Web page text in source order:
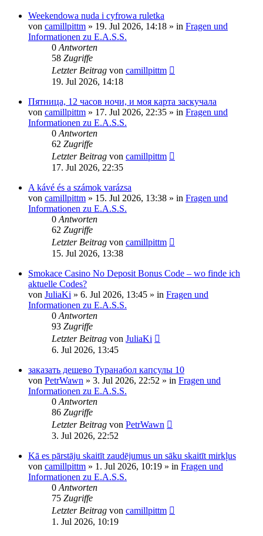
Weekendowa nuda i cyfrowa ruletka
von camillpittm » 19. Jul 2026, 14:18 » in Fragen und
Informationen zu E.A.S.S.
0Antworten
58 Zugriffe
Letzter Beitrag von camillpittm
19. Jul 2026, 14:18
Пятница, 12 часов ночи, и моя карта заскучала
von camillpittm » 17. Jul 2026, 22:35 » in Fragen und
Informationen zu E.A.S.S.
0Antworten
62 Zugriffe
Letzter Beitrag von camillpittm
17. Jul 2026, 22:35
A kávé és a számok varázsa
von camillpittm » 15. Jul 2026, 13:38 » in Fragen und
Informationen zu E.A.S.S.
0Antworten
62 Zugriffe
Letzter Beitrag von camillpittm
15. Jul 2026, 13:38
Smokace Casino No Deposit Bonus Code – wo finde ich
aktuelle Codes?
von JuliaKi » 6. Jul 2026, 13:45 » in Fragen und
Informationen zu E.A.S.S.
0Antworten
93 Zugriffe
Letzter Beitrag von JuliaKi
6. Jul 2026, 13:45
заказать дешево Туранабол капсулы 10
von PetrWawn » 3. Jul 2026, 22:52 » in Fragen und
Informationen zu E.A.S.S.
0Antworten
86 Zugriffe
Letzter Beitrag von PetrWawn
3. Jul 2026, 22:52
Kā es pārstāju skaitīt zaudējumus un sāku skaitīt mirkļus
von camillpittm » 1. Jul 2026, 10:19 » in Fragen und
Informationen zu E.A.S.S.
0Antworten
75 Zugriffe
Letzter Beitrag von camillpittm
1. Jul 2026, 10:19